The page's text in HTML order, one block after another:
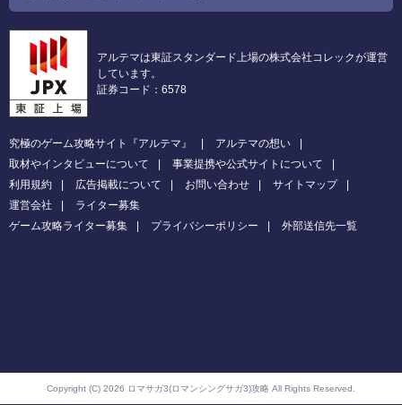
アルテマは東証スタンダード上場の株式会社コレックが運営
しています。
証券コード：6578
究極のゲーム攻略サイト『アルテマ』
アルテマの想い
取材やインタビューについて
事業提携や公式サイトについて
利用規約
広告掲載について お問い合わせ
サイトマップ
運営会社
ライター募集
ゲーム攻略ライター募集
プライバシーポリシー 外部送信先一覧
Copyright (C) 2026 ロマサガ3(ロマンシングサガ3)攻略 All Rights Reserved.